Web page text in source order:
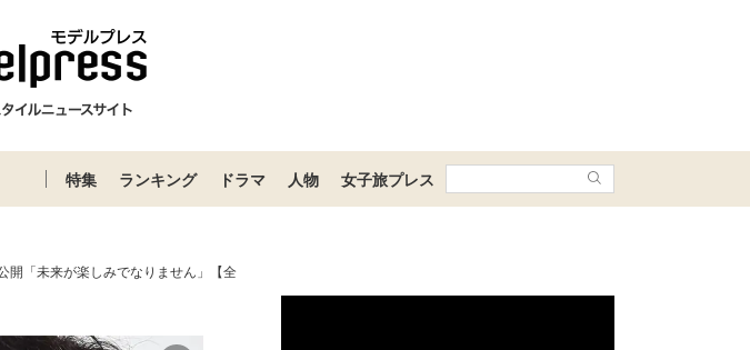
特集 ランキング ドラマ 人物 女子旅プレス
開「未来が楽しみでなりません」【全